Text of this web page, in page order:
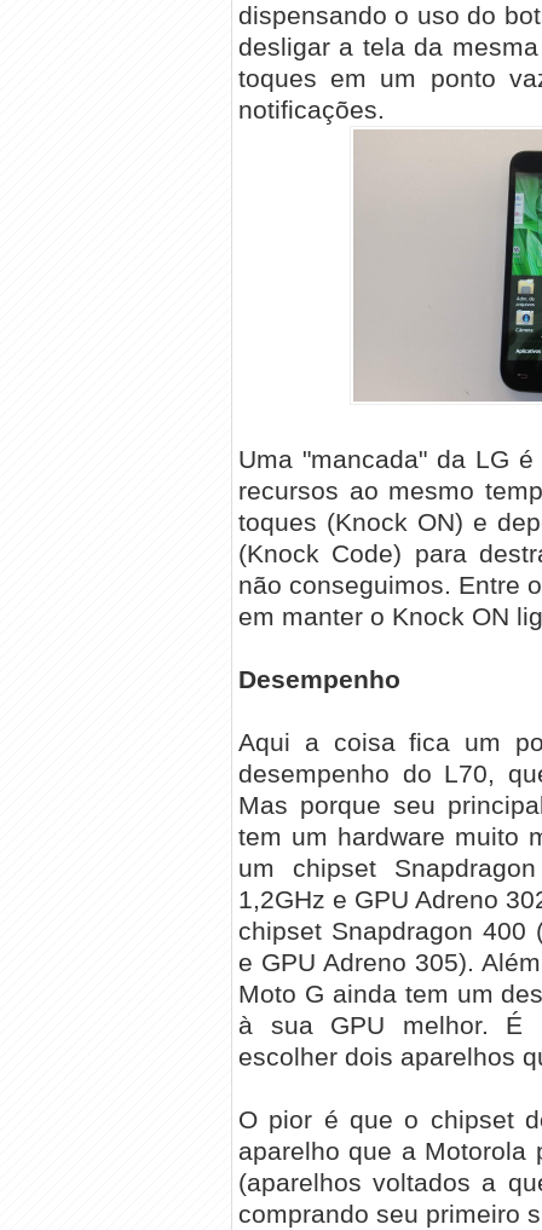
dispensando o uso do
desligar a tela da
toques em um ponto
notificações.
Uma "mancada" da LG
recursos ao mesmo
toques (Knock ON) e
(Knock Code) para
não conseguimos. Entre
em manter o Knock ON
Desempenho
Aqui a coisa fica um
desempenho do L70,
Mas porque seu
tem um hardware muito
um chipset
1,2GHz e GPU Adreno
chipset Snapdragon 400
e GPU Adreno 305).
Moto G ainda tem um
à sua GPU melhor. É
escolher dois aparelhos
O pior é que o chipset
aparelho que a Motorola
(aparelhos voltados a
comprando seu primeiro